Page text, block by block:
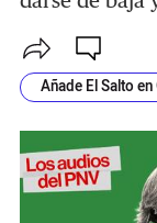
Añade El Salto